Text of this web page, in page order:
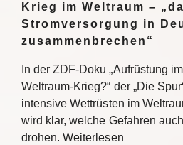
Krieg im Weltraum –
Stromversorgung in
zusammenbrechen“
In der ZDF-Doku „Aufrüstung
Weltraum-Krieg?“ der „Die
intensive Wettrüsten im
wird klar, welche Gefahren
drohen. Weiterlesen